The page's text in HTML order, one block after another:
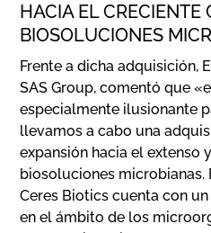
HACIA EL CRECIENTE
BIOSOLUCIONES
Frente a dicha adquisición,
SAS Group, comentó que
especialmente ilusionante
llevamos a cabo una
expansión hacia el extenso
biosoluciones
Ceres Biotics cuenta con
en el ámbito de los